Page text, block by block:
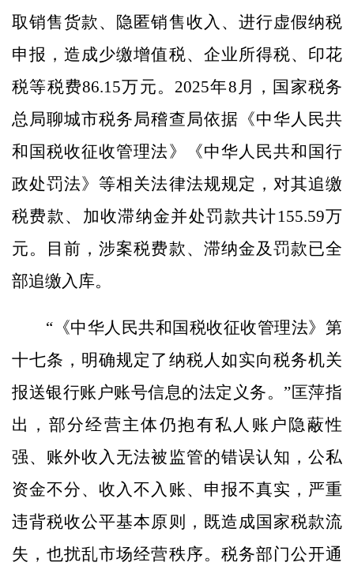
取销售货款、隐匿销售收入、进行虚假纳税
申报，造成少缴增值税、企业所得税、印花
税等税费86.15万元。2025年8月，国家税务
总局聊城市税务局稽查局依据《中华人民共
和国税收征收管理法》《中华人民共和国行
政处罚法》等相关法律法规规定，对其追缴
税费款、加收滞纳金并处罚款共计155.59万
元。目前，涉案税费款、滞纳金及罚款已全
部追缴入库。
“《中华人民共和国税收征收管理法》第
十七条，明确规定了纳税人如实向税务机关
报送银行账户账号信息的法定义务。”匡萍指
出，部分经营主体仍抱有私人账户隐蔽性
强、账外收入无法被监管的错误认知，公私
资金不分、收入不入账、申报不真实，严重
违背税收公平基本原则，既造成国家税款流
失，也扰乱市场经营秩序。税务部门公开通